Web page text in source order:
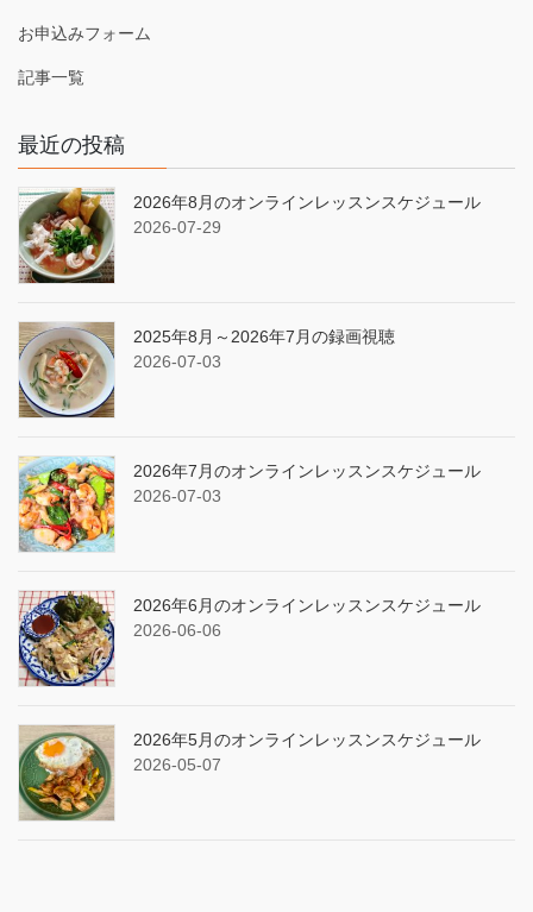
お申込みフォーム
記事一覧
最近の投稿
2026年8月のオンラインレッスンスケジュール
2026-07-29
2025年8月～2026年7月の録画視聴
2026-07-03
2026年7月のオンラインレッスンスケジュール
2026-07-03
2026年6月のオンラインレッスンスケジュール
2026-06-06
2026年5月のオンラインレッスンスケジュール
2026-05-07